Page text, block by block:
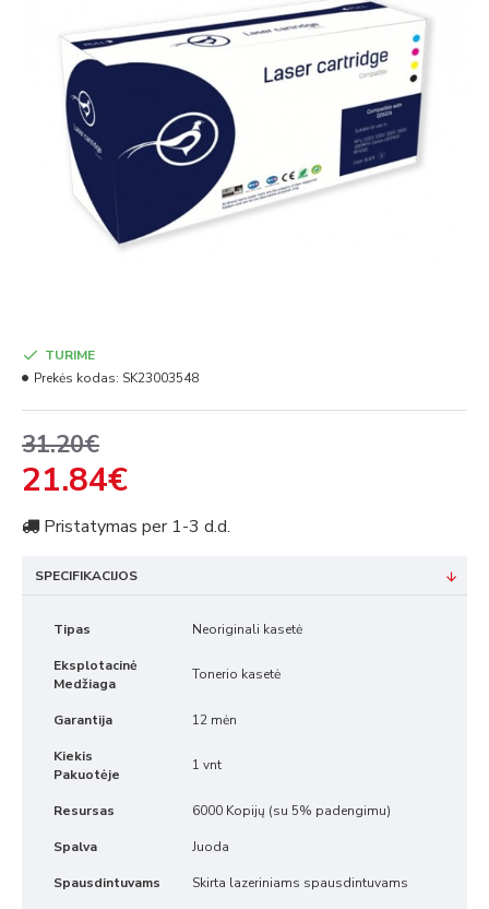
31.20€
21.84€
TURIME
Prekės kodas: SK23003548
Pristatymas per 1-3 d.d.
SPECIFIKACIJOS
Tipas Neoriginali kasetė
Eksplotacinė
Medžiaga
Tonerio kasetė
Garantija 12 mėn
Kiekis
Pakuotėje
1 vnt
Resursas 6000 Kopijų (su 5% padengimu)
Spalva Juoda
Spausdintuvams Skirta lazeriniams spausdintuvams